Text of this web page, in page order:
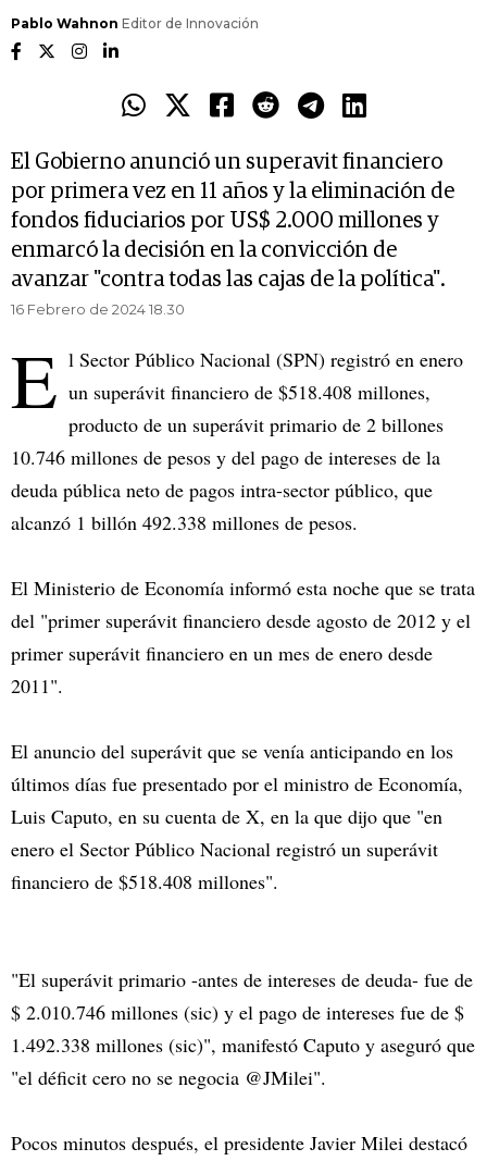
Pablo Wahnon Editor de Innovación
El Gobierno anunció un superavit financiero
por primera vez en 11 años y la eliminación de
fondos fiduciarios por US$ 2.000 millones y
enmarcó la decisión en la convicción de
avanzar "contra todas las cajas de la política".
16 Febrero de 2024 18.30
E l Sector Público Nacional (SPN) registró en enero
un superávit financiero de $518.408 millones,
producto de un superávit primario de 2 billones
10.746 millones de pesos y del pago de intereses de la
deuda pública neto de pagos intra-sector público, que
alcanzó 1 billón 492.338 millones de pesos.
El Ministerio de Economía informó esta noche que se trata
del "primer superávit financiero desde agosto de 2012 y el
primer superávit financiero en un mes de enero desde
2011".
El anuncio del superávit que se venía anticipando en los
últimos días fue presentado por el ministro de Economía,
Luis Caputo, en su cuenta de X, en la que dijo que "en
enero el Sector Público Nacional registró un superávit
financiero de $518.408 millones".
"El superávit primario -antes de intereses de deuda- fue de
$ 2.010.746 millones (sic) y el pago de intereses fue de $
1.492.338 millones (sic)", manifestó Caputo y aseguró que
"el déficit cero no se negocia @JMilei".
Pocos minutos después, el presidente Javier Milei destacó